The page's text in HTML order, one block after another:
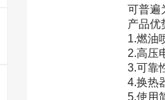
可普遍
产品优
1.燃油
2.高压
3.可靠
4.换热
5.使用